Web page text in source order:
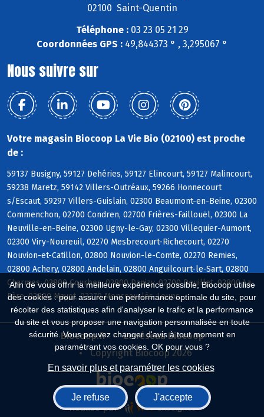
Afin de vous offrir la meilleure expérience possible, Biocoop utilise
des cookies : pour assurer une performance optimale du site, pour
récolter des statistiques afin d'analyser le trafic et la performance
du site et vous proposer une navigation personnalisée en toute
sécurité. Vous pouvez changer d'avis à tout moment en
paramétrant vos cookies. OK pour vous ?
En savoir plus et paramétrer les cookies
Je refuse J'accepte
02100 Saint-Quentin
Téléphone :03 23 05 21 29
Coordonnées GPS : 49,844373 ° , 3,295067 °
Nous suivre sur
Votre magasin Biocoop La Vie Bio (02100) est proche
de :
59137 Busigny, 59127 Dehéries, 59127 Elincourt, 59127 Malincourt,
59238 Maretz, 59142 Villers-Outréaux, 59266 Honnecourt
s/Escaut, 59297 Villers-Guislain, 02300 Beaumont-en-Beine, 02300
Commenchon, 02700 Condren, 02700 Frières-Faillouël, 02300 La
Neuville-en-Beine, 02300 Ugny-le-Gay, 02300 Villequier-Aumont,
02300 Viry-Noureuil, 02270 Mesbrecourt-Richecourt, 02270
Nouvion-et-Catillon, 02800 Nouvion-le-Comte, 02270 Remies,
02800 Achery, 02800 Andelain, 02800 Anguilcourt-le-Sart, 02800
Charmes, 02800 Courbes, 02800 Danizy, 02700 Deuillet, 02800 La
Fère, 02800 Mayot, 02270 Monceau-lès-Leups
Biocoop.fr
Le réseau Biocoop
Copyright Biocoop 2026
Réalisé par